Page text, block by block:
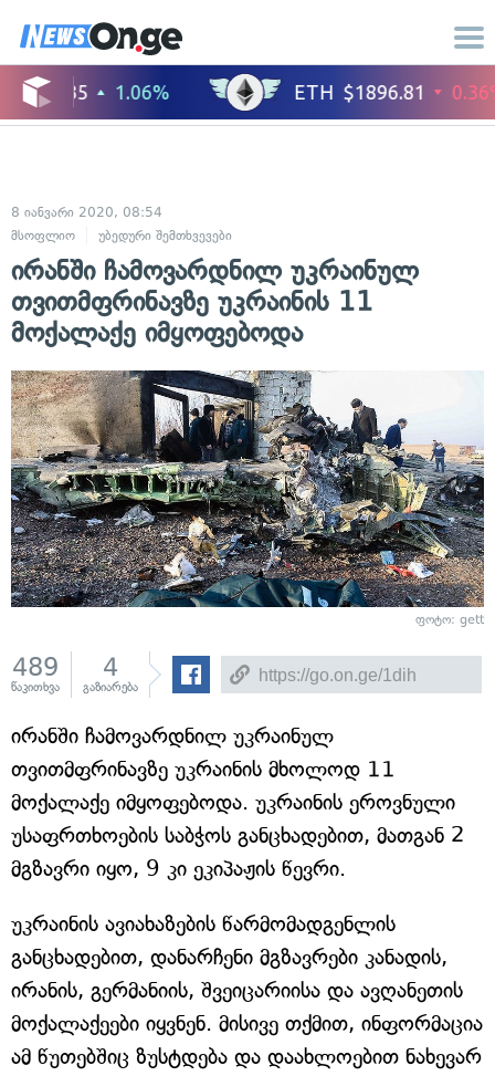
8 იანვარი 2020, 08:54
მსოფლიო
უბედური შემთხვევები
ირანში ჩამოვარდნილ უკრაინულ
თვითმფრინავზე უკრაინის 11
მოქალაქე იმყოფებოდა
ფოტო: gett
489
წაკითხვა
4
გაზიარება
ირანში ჩამოვარდნილ უკრაინულ
თვითმფრინავზე უკრაინის მხოლოდ 11
მოქალაქე იმყოფებოდა. უკრაინის ეროვნული
უსაფრთხოების საბჭოს განცხადებით, მათგან 2
მგზავრი იყო, 9 კი ეკიპაჟის წევრი.
უკრაინის ავიახაზების წარმომადგენლის
განცხადებით, დანარჩენი მგზავრები კანადის,
ირანის, გერმანიის, შვეიცარიისა და ავღანეთის
მოქალაქეები იყვნენ. მისივე თქმით, ინფორმაცია
ამ წუთებშიც ზუსტდება და დაახლოებით ნახევარ